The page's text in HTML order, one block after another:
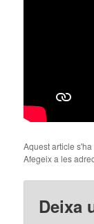
Aquest article
Afegeix a les
Deixa